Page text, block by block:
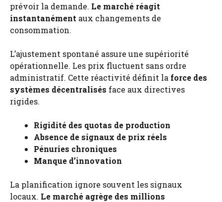
prévoir la demande. Le marché réagit
instantanément aux changements de
consommation.
L’ajustement spontané assure une supériorité
opérationnelle. Les prix fluctuent sans ordre
administratif. Cette réactivité définit la force des
systèmes décentralisés face aux directives
rigides.
Rigidité des quotas de production
Absence de signaux de prix réels
Pénuries chroniques
Manque d’innovation
La planification ignore souvent les signaux
locaux. Le marché agrège des millions